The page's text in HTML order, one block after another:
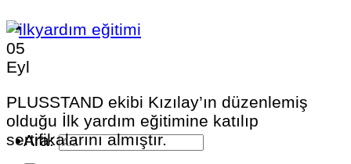
Ara:
05
Eyl
PLUSSTAND ekibi Kızılay’ın düzenlemiş
olduğu İlk yardım eğitimine katılıp
sertifikalarını almıştır.